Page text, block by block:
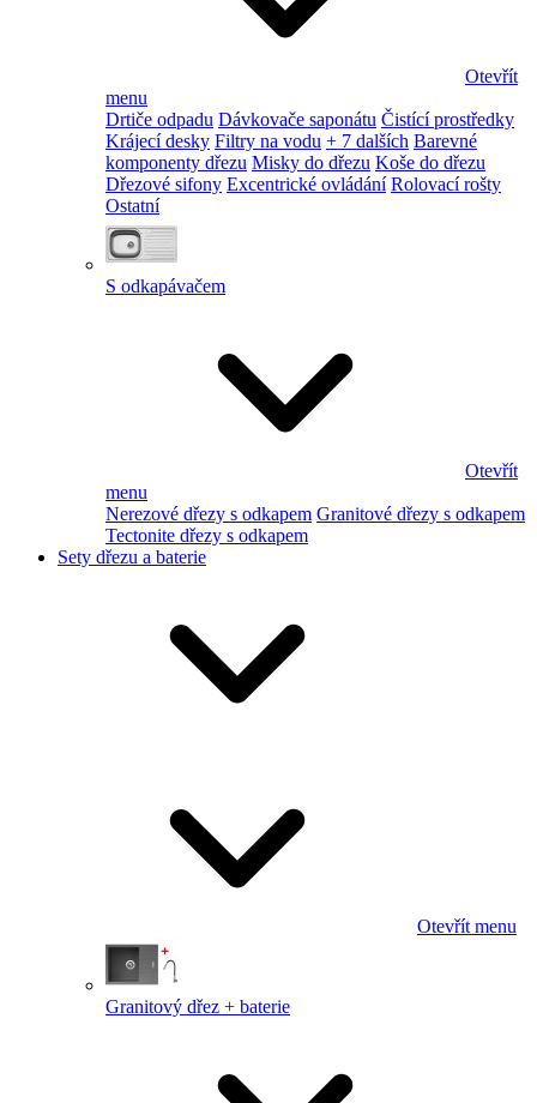
Otevřít
menu
Drtiče odpadu Dávkovače saponátu Čistící prostředky
Krájecí desky Filtry na vodu + 7 dalších Barevné
komponenty dřezu Misky do dřezu Koše do dřezu
Dřezové sifony Excentrické ovládání Rolovací rošty
Ostatní
S odkapávačem
Otevřít
menu
Nerezové dřezy s odkapem Granitové dřezy s odkapem
Tectonite dřezy s odkapem
Sety dřezu a baterie
Otevřít menu
Granitový dřez + baterie